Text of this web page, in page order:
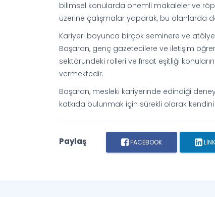
bilimsel konularda önemli makaleler ve
üzerine çalışmalar yaparak, bu alanlarda
Kariyeri boyunca birçok seminere ve atölye
Başaran, genç gazetecilere ve iletişim
sektöründeki rolleri ve fırsat eşitliği
vermektedir.
Başaran, mesleki kariyerinde edindiği
katkıda bulunmak için sürekli olarak
Paylaş FACEBOOK